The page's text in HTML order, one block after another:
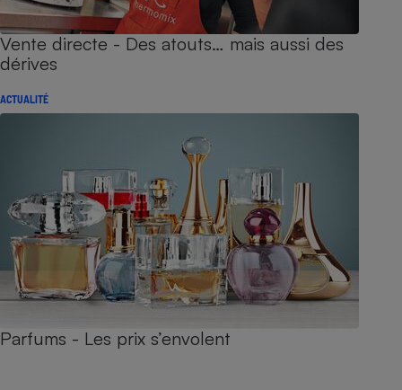
Vente directe - Des atouts… mais aussi des
dérives
ACTUALITÉ
Parfums - Les prix s’envolent